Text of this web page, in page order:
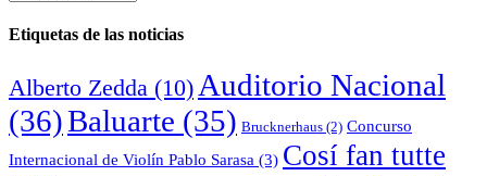
noticias
Etiquetas de las noticias
Alberto Zedda (10)Auditorio Nacional
(36)Baluarte (35) Brucknerhaus (2) Concurso
Internacional de Violín Pablo Sarasa (3) Cosí fan tutte